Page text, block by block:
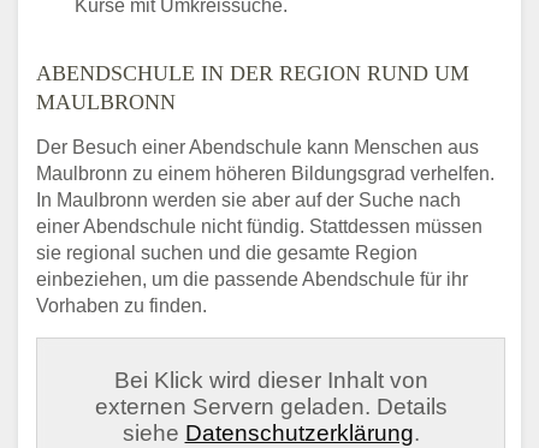
Kurse mit Umkreissuche.
ABENDSCHULE IN DER REGION RUND UM
MAULBRONN
Der Besuch einer Abendschule kann Menschen aus
Maulbronn zu einem höheren Bildungsgrad verhelfen.
In Maulbronn werden sie aber auf der Suche nach
einer Abendschule nicht fündig. Stattdessen müssen
sie regional suchen und die gesamte Region
einbeziehen, um die passende Abendschule für ihr
Vorhaben zu finden.
Bei Klick wird dieser Inhalt von
externen Servern geladen. Details
siehe Datenschutzerklärung.